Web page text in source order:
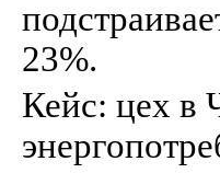
23%.
Кейс: цех в